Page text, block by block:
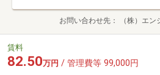
お問い合わせ先 （株）エ
賃料
82.50万円 / 管理費等 99,000円